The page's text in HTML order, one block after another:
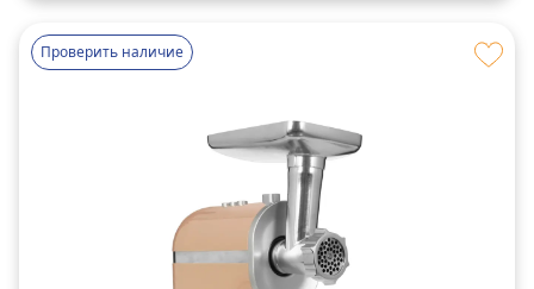
Проверить наличие